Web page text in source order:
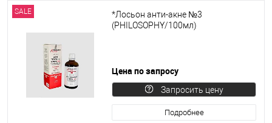
SALE
*Лосьон анти-акне №3
(PHILOSOPHY/100мл)
Цена по запросу
Запросить цену
Подробнее